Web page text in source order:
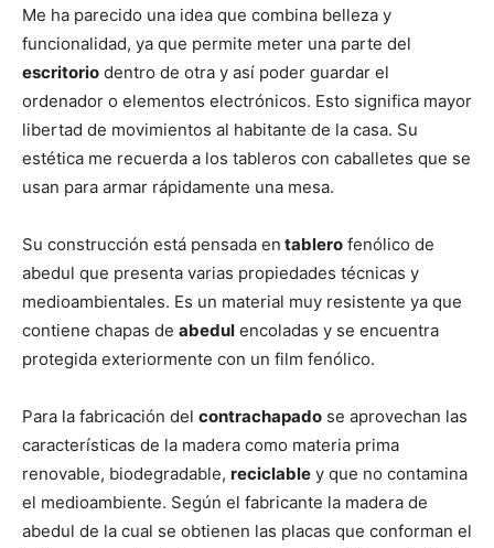
Me ha parecido una idea que combina belleza y
funcionalidad, ya que permite meter una parte del
escritorio dentro de otra y así poder guardar el
ordenador o elementos electrónicos. Esto significa mayor
libertad de movimientos al habitante de la casa. Su
estética me recuerda a los tableros con caballetes que se
usan para armar rápidamente una mesa.
Su construcción está pensada en tablero fenólico de
abedul que presenta varias propiedades técnicas y
medioambientales. Es un material muy resistente ya que
contiene chapas de abedul encoladas y se encuentra
protegida exteriormente con un film fenólico.
Para la fabricación del contrachapado se aprovechan las
características de la madera como materia prima
renovable, biodegradable, reciclable y que no contamina
el medioambiente. Según el fabricante la madera de
abedul de la cual se obtienen las placas que conforman el